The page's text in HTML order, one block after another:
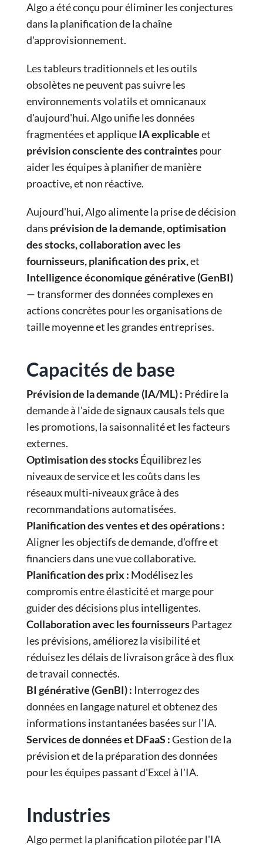
Algo a été conçu pour éliminer les conjectures
dans la planification de la chaîne
d'approvisionnement.
Les tableurs traditionnels et les outils
obsolètes ne peuvent pas suivre les
environnements volatils et omnicanaux
d'aujourd'hui. Algo unifie les données
fragmentées et appliqueIA explicableet
prévision consciente des contraintespour
aider les équipes à planifier de manière
proactive, et non réactive.
Aujourd'hui, Algo alimente la prise de décision
dans prévision de la demande, optimisation
des stocks, collaboration avec les
fournisseurs, planification des prix,et
Intelligence économique générative (GenBI)
— transformer des données complexes en
actions concrètes pour les organisations de
taille moyenne et les grandes entreprises.
Capacités de base
Prévision de la demande (IA/ML) : Prédire la
demande à l'aide de signaux causals tels que
les promotions, la saisonnalité et les facteurs
externes.
Optimisation des stocksÉquilibrez les
niveaux de service et les coûts dans les
réseaux multi-niveaux grâce à des
recommandations automatisées.
Planification des ventes et des opérations :
Aligner les objectifs de demande, d'offre et
financiers dans une vue collaborative.
Planification des prix : Modélisez les
compromis entre élasticité et marge pour
guider des décisions plus intelligentes.
Collaboration avec les fournisseursPartagez
les prévisions, améliorez la visibilité et
réduisez les délais de livraison grâce à des flux
de travail connectés.
BI générative (GenBI) : Interrogez des
données en langage naturel et obtenez des
informations instantanées basées sur l'IA.
Services de données et DFaaS :Gestion de la
prévision et de la préparation des données
pour les équipes passant d'Excel à l'IA.
Industries
Algo permet la planification pilotée par l'IA